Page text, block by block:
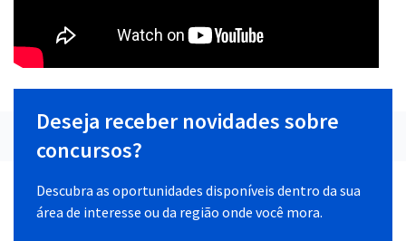
Deseja receber novidades sobre
concursos?
Descubra as oportunidades disponíveis dentro da sua
área de interesse ou da região onde você mora.